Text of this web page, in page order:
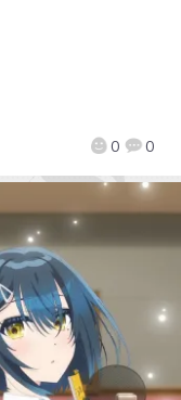
0 0